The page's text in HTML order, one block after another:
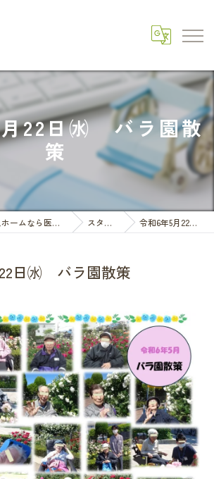
22日㈬ バラ園散
策
豊中市の有料老人ホームなら医療法人三和会 有料老人ホームいこい スタッフブログ 令和6年5月22日㈬ バラ園散策
日㈬ バラ園散策